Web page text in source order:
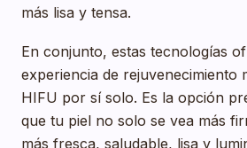
más lisa y tensa.
En conjunto, estas tecnologías
experiencia de rejuvenecimiento
HIFU por sí solo. Es la opción
que tu piel no solo se vea más
más fresca, saludable, lisa y